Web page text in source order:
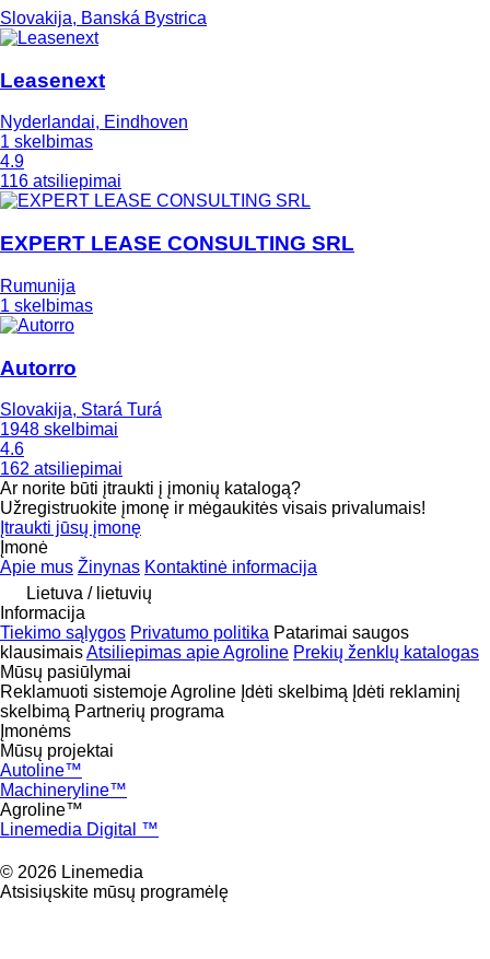
Slovakija, Banská Bystrica
Leasenext
Nyderlandai, Eindhoven
1 skelbimas
4.9
116 atsiliepimai
EXPERT LEASE CONSULTING SRL
Rumunija
1 skelbimas
Autorro
Slovakija, Stará Turá
1948 skelbimai
4.6
162 atsiliepimai
Ar norite būti įtraukti į įmonių katalogą?
Užregistruokite įmonę ir mėgaukitės visais privalumais!
Įtraukti jūsų įmonę
Įmonė
Apie mus Žinynas Kontaktinė informacija
Lietuva / lietuvių
Informacija
Tiekimo sąlygos Privatumo politika Patarimai saugos
klausimaisAtsiliepimas apie Agroline Prekių ženklų katalogas
Mūsų pasiūlymai
Reklamuoti sistemoje Agroline Įdėti skelbimą Įdėti reklaminį
skelbimą Partnerių programa
Įmonėms
Mūsų projektai
Autoline™
Machineryline™
Agroline™
Linemedia Digital ™
© 2026 Linemedia
Atsisiųskite mūsų programėlę